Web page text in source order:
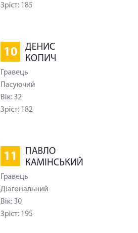
Зріст: 185
10
ДЕНИС
КОПИЧ
Гравець
Пасуючий
Вік: 32
Зріст: 182
11
ПАВЛО
КАМІНСЬКИЙ
Гравець
Діагональний
Вік: 30
Зріст: 195